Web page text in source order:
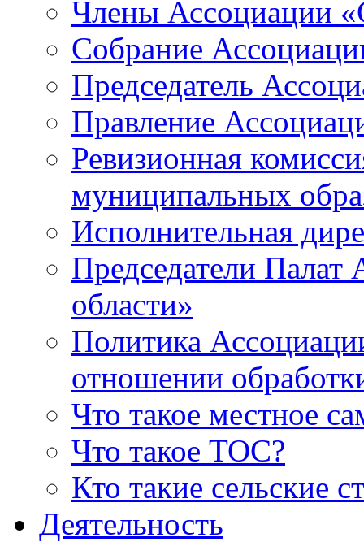
Члены Ассоциации
Собрание
Председатель
Правление
Ревизионная
муниципальных
Исполнительная
Председатели
области»
Политика
отношении
Что такое местное
Что такое ТОС?
Кто такие сельские
Деятельность